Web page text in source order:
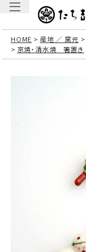
HOME 産地 ／ 窯元
京焼・清水焼 箸置き